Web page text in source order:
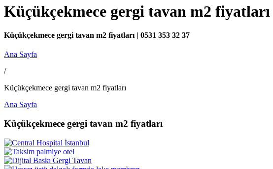
Küçükçekmece gergi tavan m2 fiyatları
Küçükçekmece gergi tavan m2 fiyatları | 0531 353 32 37
Ana Sayfa
/
Küçükçekmece gergi tavan m2 fiyatları
Ana Sayfa
Küçükçekmece gergi tavan m2 fiyatları